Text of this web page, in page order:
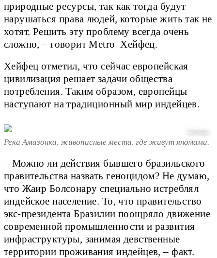
природные ресурсы, так как тогда будут
нарушаться права людей, которые жить так не
хотят. Решить эту проблему всегда очень
сложно, – говорит Metro Хейфец.
Хейфец отметил, что сейчас европейская
цивилизация решает задачи общества
потребления. Таким образом, европейцы
наступают на традиционный мир индейцев.
Getty Images
Река Амазонка, живописные места, где живут яномами.
– Можно ли действия бывшего бразильского
правительства назвать геноцидом? Не думаю,
что Жаир Болсонару специально истреблял
индейское население. То, что правительство
экс-президента Бразилии поощряло движение
современной промышленности и развития
инфраструктуры, занимая девственные
территории проживания индейцев, – факт.